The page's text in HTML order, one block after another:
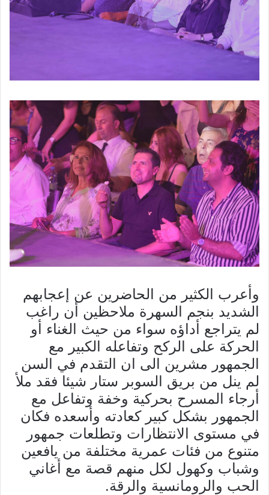
وأعرب الكثير من الحاضرين عن إعجابهم
الشديد بنجم السهرة ملاحظين أن راغب
لم يتراجع أداؤه سواء من حيث الغناء أو
الحركة على الركح وتفاعله الكبير مع
الجمهور مشرين الى ان التقدم في السن
لم ينل من بريق السوبر ستار شيئا فقد ملأ
أرجاء المسرح بحركية وخفة وتفاعل مع
الجمهور بشكل كبير كعادته وأسعده فكان
في مستوى الانتظارات وتطلعات جمهور
متنوع من فئات عمرية مختلفة من يافعين
وشباب وكهول لكل منهم قصة مع أغاني
الحب والرومانسية والرقة.